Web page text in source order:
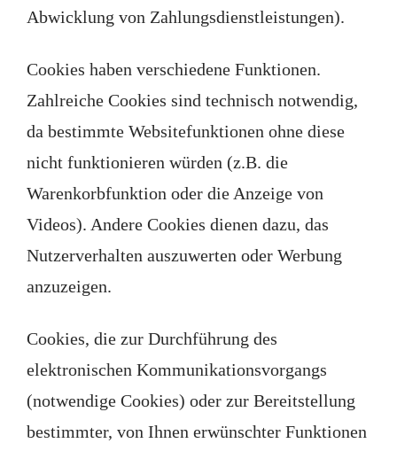
Abwicklung von Zahlungsdienstleistungen).
Cookies haben verschiedene Funktionen.
Zahlreiche Cookies sind technisch notwendig,
da bestimmte Websitefunktionen ohne diese
nicht funktionieren würden (z.B. die
Warenkorbfunktion oder die Anzeige von
Videos). Andere Cookies dienen dazu, das
Nutzerverhalten auszuwerten oder Werbung
anzuzeigen.
Cookies, die zur Durchführung des
elektronischen Kommunikationsvorgangs
(notwendige Cookies) oder zur Bereitstellung
bestimmter, von Ihnen erwünschter Funktionen